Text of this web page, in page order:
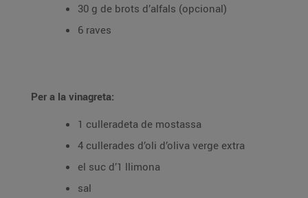
30 g de brots d’alfals (opcional)
6 raves
Per a la vinagreta:
1 culleradeta de mostassa
4 cullerades d’oli d’oliva verge extra
el suc d’1 llimona
sal